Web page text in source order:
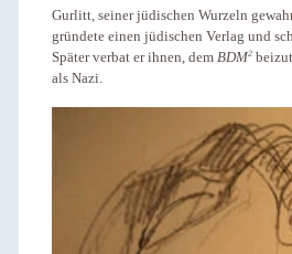
Gurlitt, seiner jüdischen Wurzeln
gründete einen jüdischen Verlag und
Später verbat er ihnen, dem BDM2
als Nazi.